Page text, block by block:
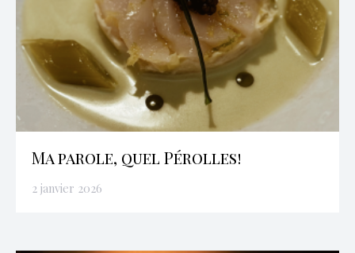
Ma parole, quel Pérolles!
2 janvier 2026